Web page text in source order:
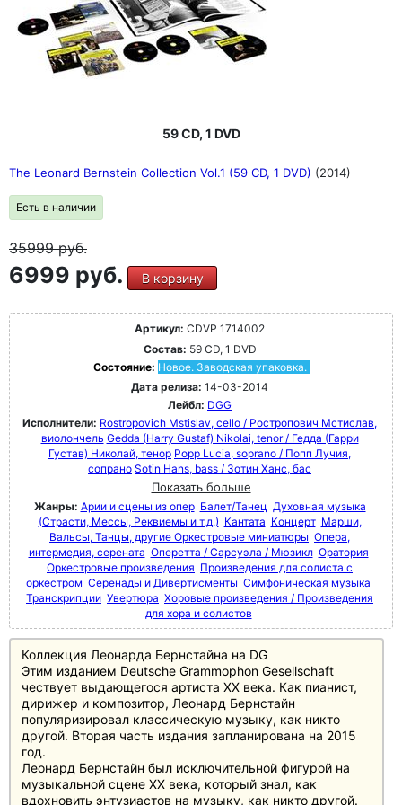
59 CD, 1 DVD
The Leonard Bernstein Collection Vol.1 (59 CD, 1 DVD) (2014)
Есть в наличии
35999руб.
6999 руб. В корзину
Артикул: CDVP 1714002
Состав: 59 CD, 1 DVD
Состояние: Новое. Заводская упаковка.
Дата релиза: 14-03-2014
Лейбл: DGG
Исполнители: Rostropovich Mstislav, cello / Ростропович Мстислав,
виолончель Gedda (Harry Gustaf) Nikolai, tenor / Гедда (Гарри
Густав) Николай, тенор Popp Lucia, soprano / Попп Лучия,
сопрано Sotin Hans, bass / Зотин Ханс, бас
Показать больше
Жанры: Арии и сцены из опер Балет/Танец Духовная музыка
(Страсти, Мессы, Реквиемы и т.д.) Кантата Концерт Марши,
Вальсы, Танцы, другие Оркестровые миниатюры Опера,
интермедия, серената Оперетта / Сарсуэла / Мюзикл Оратория
Оркестровые произведения Произведения для солиста с
оркестром Серенады и Дивертисменты Симфоническая музыка
Транскрипции Увертюра Хоровые произведения / Произведения
для хора и солистов
Коллекция Леонарда Бернстайна на DG
Этим изданием Deutsche Grammophon Gesellschaft
чествует выдающегося артиста XX века. Как пианист,
дирижер и композитор, Леонард Бернстайн
популяризировал классическую музыку, как никто
другой. Вторая часть издания запланирована на 2015
год.
Леонард Бернстайн был исключительной фигурой на
музыкальной сцене XX века, который знал, как
вдохновить энтузиастов на музыку, как никто другой.